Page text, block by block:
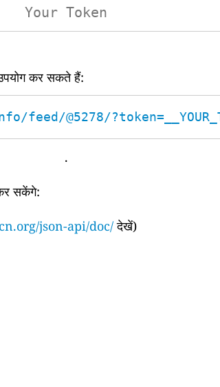
कर सकते हैं:
@5278/
.
सकेंगे:
json-api/doc/देखें)